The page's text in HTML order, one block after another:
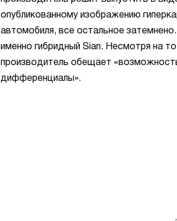
опубликованному изображению
автомобиля, все остальное
именно гибридный Sian. Несмотря на
производитель обещает
дифференциалы».